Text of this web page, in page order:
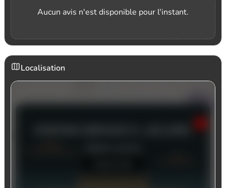
Aucun avis n'est disponible pour l'instant.
Localisation